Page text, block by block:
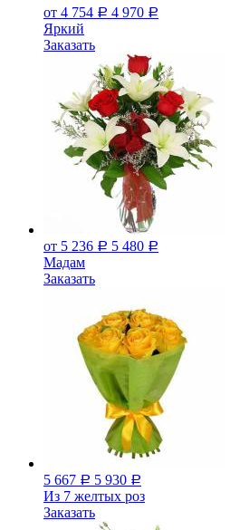
от 4 754 Р 4 970 Р
Яркий
Заказать
от 5 236 Р 5 480 Р
Мадам
Заказать
5 667 Р 5 930 Р
Из 7 желтых роз
Заказать